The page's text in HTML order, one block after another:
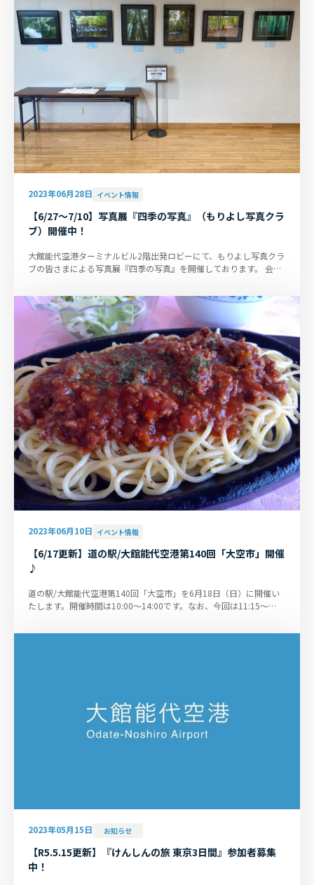
2023年06月28日 イベント情報
【6/27～7/10】写真展『四季の写真』（もりよし写真クラ
ブ）開催中！
大館能代空港ターミナルビル2階出発ロビーにて、もりよし写真クラ
ブの皆さまによる写真展『四季の写真』を開催しております。 会期
2023年06月10日 イベント情報
【6/17更新】道の駅/大館能代空港第140回「大空市」開催
♪
道の駅/大館能代空港第140回「大空市」を6月18日（日）に開催い
たします。開催時間は10:00～14:00です。なお、今回は11:15～
2023年05月15日 お知らせ
【R5.5.15更新】『けんしんの旅 東京3日間』参加者募集
中！